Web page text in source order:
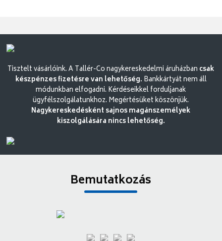
Tisztelt vásárlóink. A Tallér-Co nagykereskedelmi áruházban csak
készpénzes fizetésre van lehetőség. Bankkártyát nem áll
módunkban elfogadni. Kérdéseikkel forduljanak
ügyfélszolgálatunkhoz. Megértésüket köszönjük.
Nagykereskedésként sajnos magánszemélyek
kiszolgálására nincs lehetőség.
Bemutatkozás